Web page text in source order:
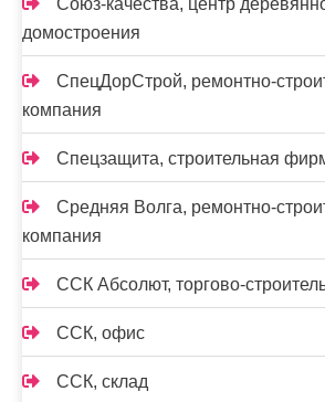
Союз-качества, центр
домостроения
СпецДорСтрой, ремонтно-
компания
Спецзащита, строительная
Средняя Волга, ремонтно-
компания
ССК Абсолют, торгово-
ССК, офис
ССК, склад